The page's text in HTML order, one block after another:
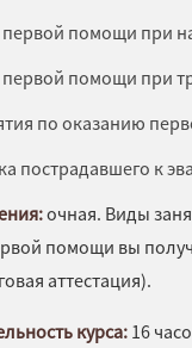
помощи при
помощи при
по оказанию
пострадавшего к
очная. Виды
помощи вы
аттестация).
курса: 16